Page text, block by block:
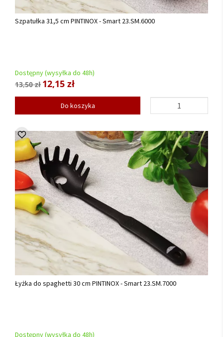
Szpatułka 31,5 cm PINTINOX - Smart 23.SM.6000
Dostępny (wysyłka do 48h)
13,50 zł 12,15 zł
Do koszyka
Łyżka do spaghetti 30 cm PINTINOX - Smart 23.SM.7000
Dostępny (wysyłka do 48h)